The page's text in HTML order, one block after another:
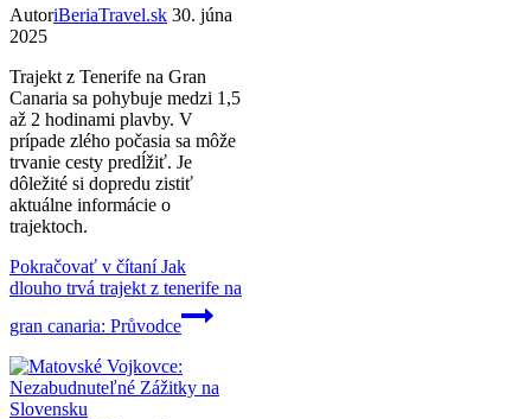
AutoriBeriaTravel.sk 30. júna
2025
Trajekt z Tenerife na Gran
Canaria sa pohybuje medzi 1,5
až 2 hodinami plavby. V
prípade zlého počasia sa môže
trvanie cesty predĺžiť. Je
dôležité si dopredu zistiť
aktuálne informácie o
trajektoch.
Pokračovať v čítaníJak
dlouho trvá trajekt z tenerife na
gran canaria: Průvodce